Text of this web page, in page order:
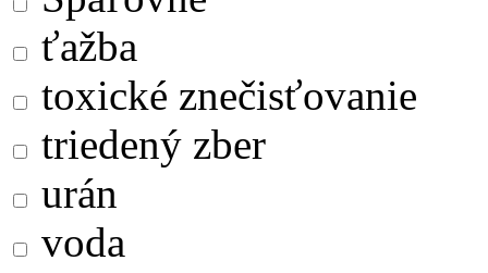
ťažba
toxické znečisťovanie
triedený zber
urán
voda